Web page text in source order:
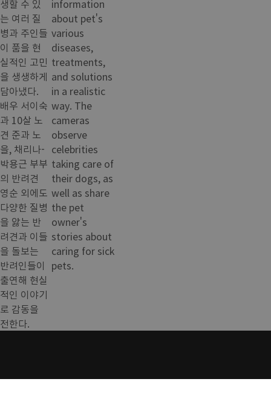
생할 수 있
는 여러 질
병과 주인들
이 품을 현
실적인 고민
을 생생하게
담아냈다.
배우 서이숙
과 10살 노
견 준과 노
을, 채리나-
박용근 부부
의 반려견
영순 외에도
다양한 질병
을 앓는 반
려견과 이들
을 돌보는
반려인들이
출연해 현실
적인 이야기
로 감동을
전한다.
information
about pet's
various
diseases,
treatments,
and solutions
in a realistic
way. The
cameras
observe
celebrities
taking care of
their dogs, as
well as share
the pet
owner's
stories about
caring for sick
pets.